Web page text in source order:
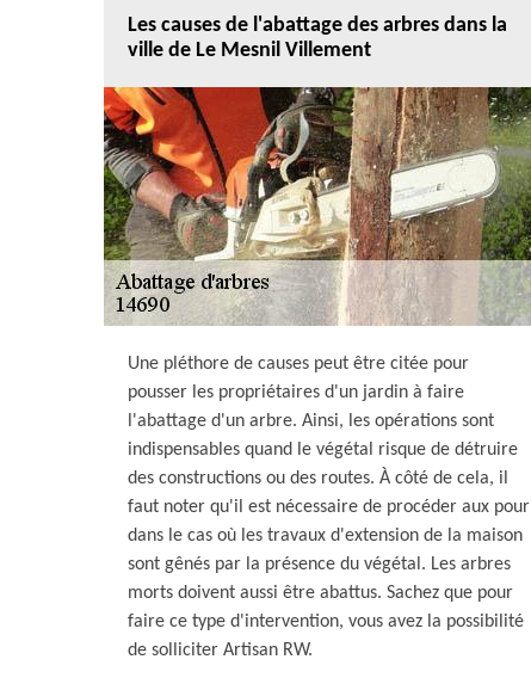
Les causes de l'abattage des arbres dans la
ville de Le Mesnil Villement
Une pléthore de causes peut être citée pour
pousser les propriétaires d'un jardin à faire
l'abattage d'un arbre. Ainsi, les opérations sont
indispensables quand le végétal risque de détruire
des constructions ou des routes. À côté de cela, il
faut noter qu'il est nécessaire de procéder aux pour
dans le cas où les travaux d'extension de la maison
sont gênés par la présence du végétal. Les arbres
morts doivent aussi être abattus. Sachez que pour
faire ce type d'intervention, vous avez la possibilité
de solliciter Artisan RW.